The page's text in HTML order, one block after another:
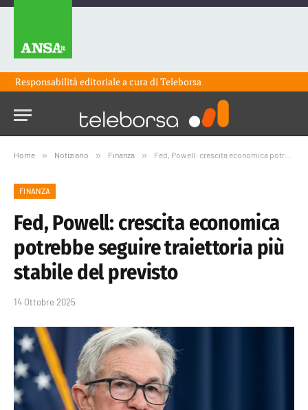
Responsabilità editoriale a cura diTeleborsa
Home » Notiziario » Finanza » Fed, Powell: crescita economica potrebbe seguire traiettoria più stabile del previsto
FINANZA
Fed, Powell: crescita economica
potrebbe seguire traiettoria più
stabile del previsto
14 Ottobre 2025